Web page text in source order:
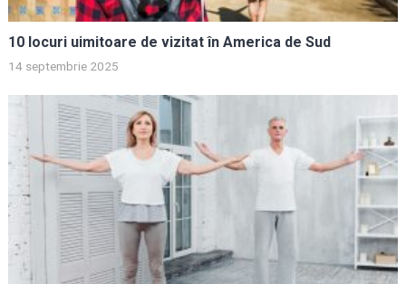
10 locuri uimitoare de vizitat în America de Sud
14 septembrie 2025